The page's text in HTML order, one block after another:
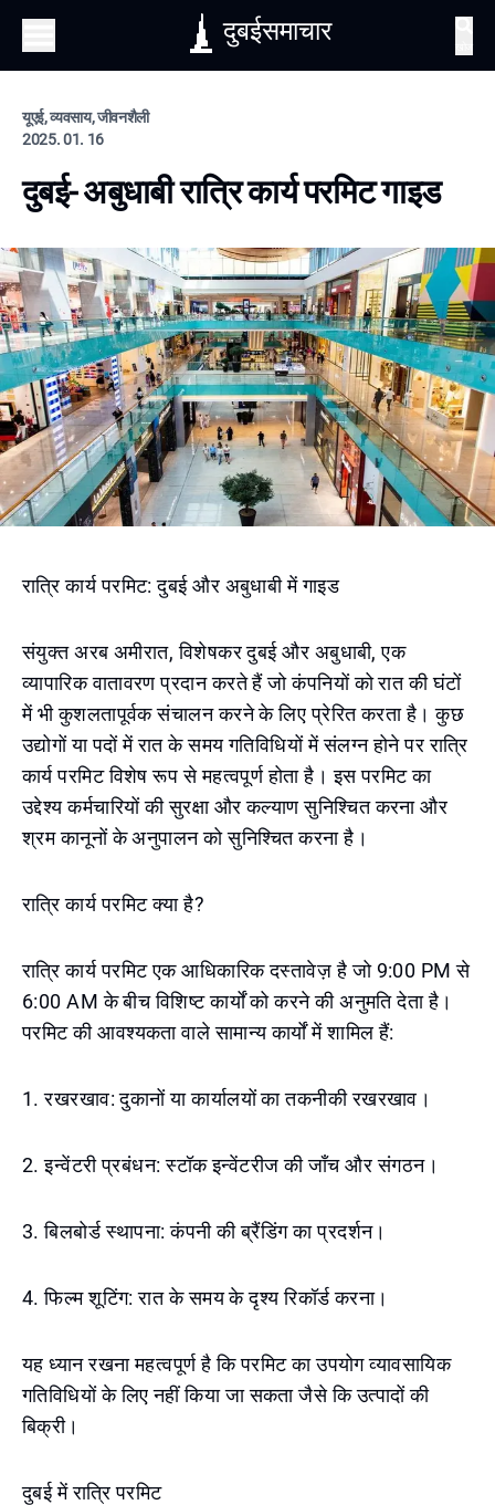
दुबईसमाचार
यूएई, व्यवसाय, जीवनशैली
2025. 01. 16
दुबई- अबुधाबी रात्रि कार्य परमिट गाइड
रात्रि कार्य परमिट: दुबई और अबुधाबी में गाइड
संयुक्त अरब अमीरात, विशेषकर दुबई और अबुधाबी, एक
व्यापारिक वातावरण प्रदान करते हैं जो कंपनियों को रात की घंटों
में भी कुशलतापूर्वक संचालन करने के लिए प्रेरित करता है। कुछ
उद्योगों या पदों में रात के समय गतिविधियों में संलग्न होने पर रात्रि
कार्य परमिट विशेष रूप से महत्वपूर्ण होता है। इस परमिट का
उद्देश्य कर्मचारियों की सुरक्षा और कल्याण सुनिश्चित करना और
श्रम कानूनों के अनुपालन को सुनिश्चित करना है।
रात्रि कार्य परमिट क्या है?
रात्रि कार्य परमिट एक आधिकारिक दस्तावेज़ है जो 9:00 PM से
6:00 AM के बीच विशिष्ट कार्यों को करने की अनुमति देता है।
परमिट की आवश्यकता वाले सामान्य कार्यों में शामिल हैं:
1. रखरखाव: दुकानों या कार्यालयों का तकनीकी रखरखाव।
2. इन्वेंटरी प्रबंधन: स्टॉक इन्वेंटरीज की जाँच और संगठन।
3. बिलबोर्ड स्थापना: कंपनी की ब्रैंडिंग का प्रदर्शन।
4. फिल्म शूटिंग: रात के समय के दृश्य रिकॉर्ड करना।
यह ध्यान रखना महत्वपूर्ण है कि परमिट का उपयोग व्यावसायिक
गतिविधियों के लिए नहीं किया जा सकता जैसे कि उत्पादों की
बिक्री।
दुबई में रात्रि परमिट